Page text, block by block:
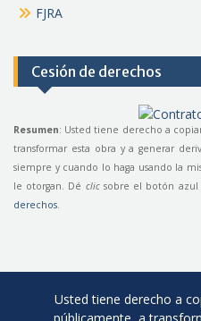
FJRA
Cesión de derechos
Resumen: Usted tiene derecho a
transformar esta obra y a generar
siempre y cuando lo haga usando la
le otorgan. Dé clicsobre el botón azul
derechos
Usted tiene derecho a